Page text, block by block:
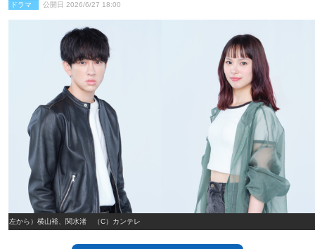
ドラマ 公開日 2026/6/27 18:00
（左から）横山裕、関水渚 （C）カンテレ